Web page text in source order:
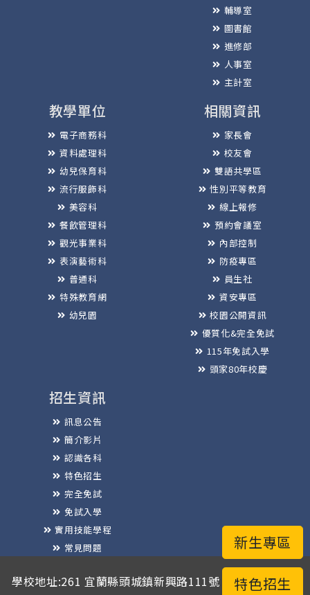
特色招生
新生專區
輔導室
圖書館
進修部
人事室
主計室
教學單位
電子商務科
資料處理科
幼兒保育科
流行服飾科
美容科
餐飲管理科
觀光事業科
表演藝術科
普通科
特殊教育網
幼兒園
相關資訊
家長會
校友會
雙語共學區
性別平等教育
線上報修
預約會議室
內部控制
防疫專區
員生社
資安專區
校園公開資訊
優質化&完全免試
115年免試入學
頭家80年校慶
招生資訊
訊息公告
簡介影片
認識各科
特色招生
完全免試
免試入學
實用技能學程
常見問題
學校地址:261 宜蘭縣頭城鎮新興路111號 / 電話總機:03-